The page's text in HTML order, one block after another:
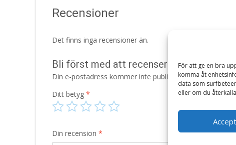
För att ge en bra
komma åt
data som
eller om du
Recensioner
Det finns inga recensioner än.
Bli först med att recensera ”Nobody is
Din e-postadress kommer inte publiceras. Obligatoriska
Ditt betyg *
Din recension *